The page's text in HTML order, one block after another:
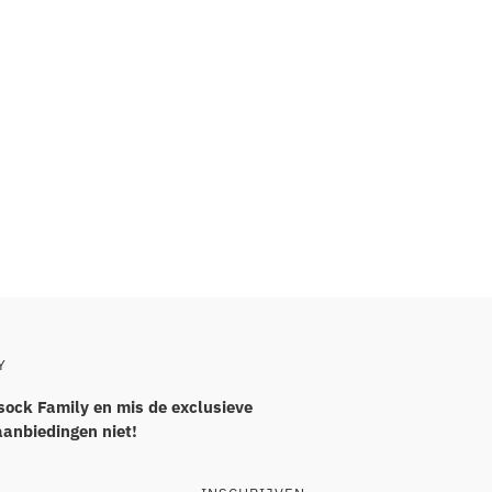
Family en mis de exclusieve
niet!